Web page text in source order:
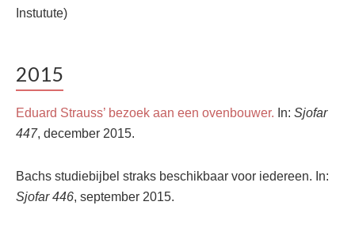
Instutute)
2015
Eduard Strauss’ bezoek aan een ovenbouwer. In: Sjofar
447, december 2015.
Bachs studiebijbel straks beschikbaar voor iedereen. In:
Sjofar 446, september 2015.